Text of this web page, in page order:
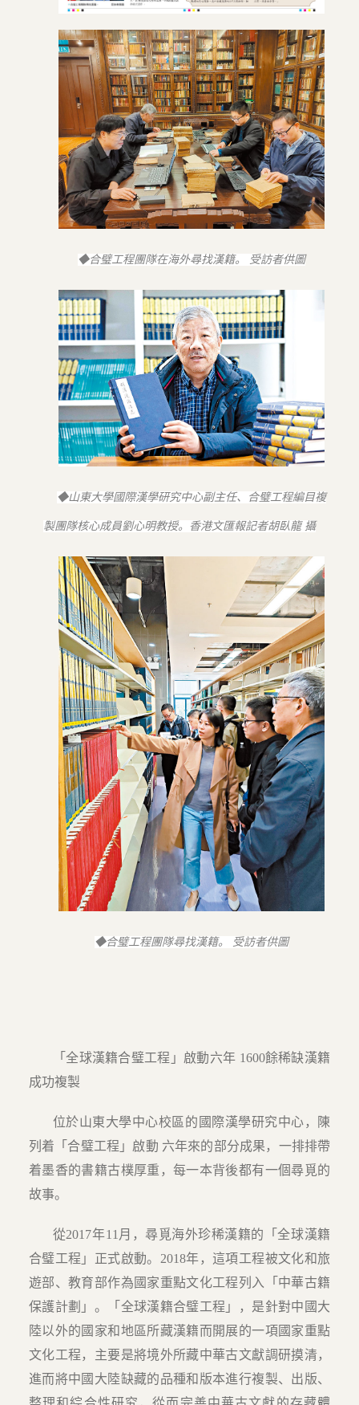
◆合璧工程團隊在海外尋找漢籍。 受訪者供圖
◆山東大學國際漢學研究中心副主任、合璧工程編目複
製團隊核心成員劉心明教授。香港文匯報記者胡臥龍 攝
◆合璧工程團隊尋找漢籍。 受訪者供圖
「全球漢籍合璧工程」啟動六年 1600餘稀缺漢籍
成功複製
位於山東大學中心校區的國際漢學研究中心，陳
列着「合璧工程」啟動 六年來的部分成果，一排排帶
着墨香的書籍古樸厚重，每一本背後都有一個尋覓的
故事。
從2017年11月，尋覓海外珍稀漢籍的「全球漢籍
合璧工程」正式啟動。2018年，這項工程被文化和旅
遊部、教育部作為國家重點文化工程列入「中華古籍
保護計劃」。「全球漢籍合璧工程」，是針對中國大
陸以外的國家和地區所藏漢籍而開展的一項國家重點
文化工程，主要是將境外所藏中華古文獻調研摸清，
進而將中國大陸缺藏的品種和版本進行複製、出版、